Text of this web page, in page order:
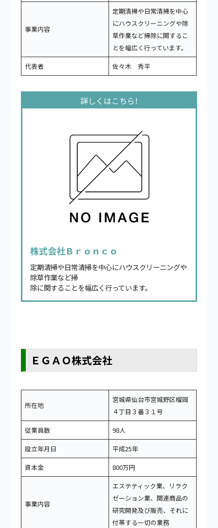
事業内容
定期清掃や日常清掃を中心
にハウスクリーニングや除
草作業など掃除に関するこ
とを幅広く行っています。
代表者
佐々木 秀平
株式会社Ｂｒｏｎｃｏ
定期清掃や日常清掃を中心にハウスクリーニングや
除草作業など掃
除に関することを幅広く行っています。
ＥＧＡＯ株式会社
所在地
宮城県仙台市宮城野区榴岡
４丁目３番３１号
従業員数
98人
設立年月日
平成25年
資本金
800万円
事業内容
エステティック業、リラク
ゼーション業、関連商品の
研究開発及び販売、それに
付帯する一切の業務